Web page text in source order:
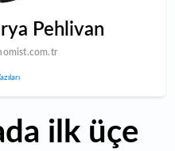
Pehlivan
ilk üçe